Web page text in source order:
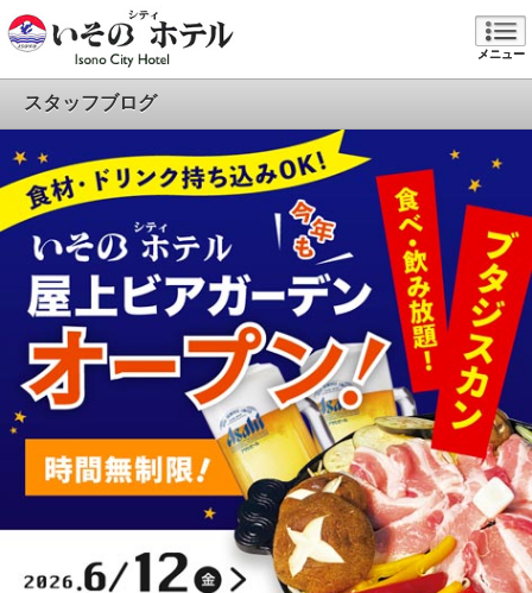
メニュー
スタッフブログ